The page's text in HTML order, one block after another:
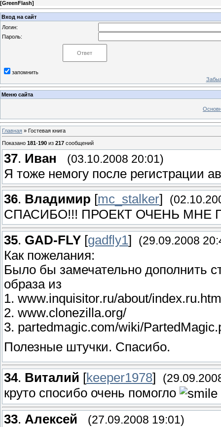
[GreenFlash]
Вход на сайт
Логин:
Пароль:
запомнить
Меню сайта
Главная » Гостевая книга
Показано 181-190 из 217 сообщений
37. Иван (03.10.2008 20:01)
Я тоже немогу после регистрации
36. Владимир [mc_stalker]
СПАСИБО!!! ПРОЕКТ ОЧЕНЬ МНЕ
35. GAD-FLY [gadfly1] (29.09.2008
Как пожелания:
Было бы замечательно дополнить
образа из
1. www.inquisitor.ru/about/
2. www.clonezilla.org/
3. partedmagic.com/wiki/
Полезные штучки. Спасибо.
34. Виталий [keeper1978]
круто спосибо очень помогло
33. Алексей (27.09.2008 19:01)